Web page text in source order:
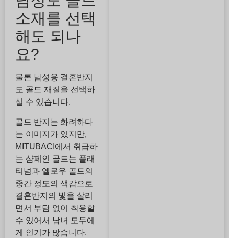
소재를 선택
해도 되나
요?
물론 남성용 결혼반지
도 골드 재질을 선택하
실 수 있습니다.
골드 반지는 화려하다
는 이미지가 있지만,
MITUBACI에서 취급하
는 샴페인 골드는 플래
티넘과 옐로우 골드의
중간 정도의 색감으로
결혼반지의 빛을 살리
면서 부담 없이 착용할
수 있어서 남녀 모두에
게 인기가 많습니다.